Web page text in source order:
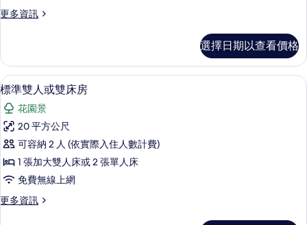
城
景
觀
的
所
有
相
片
更多資訊
更
雙
人
房,
城
市
景
觀
的
詳
情
選擇日期以查看價格
顯
示
標
準
雙
人
雙
標準雙人或雙床房 | 書桌、免費無線上
5
標準雙人或雙床房
花園景
20 平方公尺
可容納 2 人 (依實際入住人數計費)
1 張加大雙人床或 2 張單人床
免費無線上網
更多資訊
更